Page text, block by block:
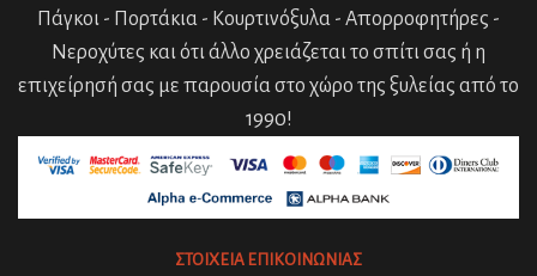
Πάγκοι - Πορτάκια - Κουρτινόξυλα - Απορροφητήρες -
Νεροχύτες και ότι άλλο χρειάζεται το σπίτι σας ή η
επιχείρησή σας με παρουσία στο χώρο της ξυλείας από το
1990!
ΣΤΟΙΧΕΙΑ ΕΠΙΚΟΙΝΩΝΙΑΣ